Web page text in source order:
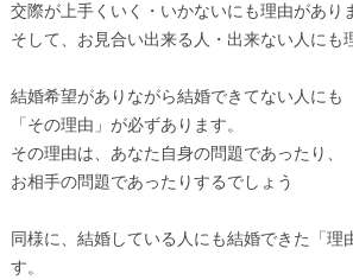
交際が上手くいく・いかないにも理由があり
そして、お見合い出来る人・出来ない人にも
結婚希望がありながら結婚できてない人にも
「その理由」が必ずあります。
その理由は、あなた自身の問題であったり、
お相手の問題であったりするでしょう
同様に、結婚している人にも結婚できた「理
す。